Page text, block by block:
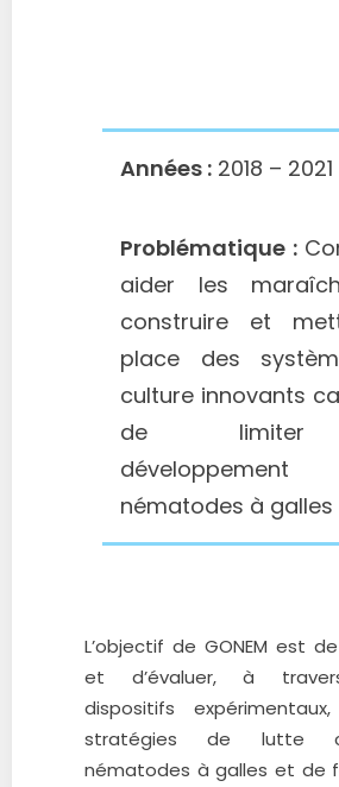
Années : 2018 – 2021
Problématique :
aider les
construire et
place des
culture innovants
de
nématodes à galles
L’objectif de GONEM est
et d’évaluer, à
dispositifs
stratégies de lutte
nématodes à galles et de